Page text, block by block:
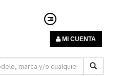
MI CUENTA